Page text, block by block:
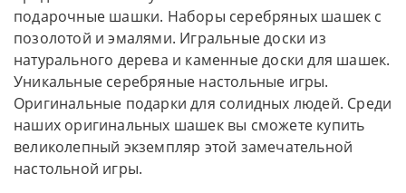
подарочные шашки. Наборы серебряных шашек с
позолотой и эмалями. Игральные доски из
натурального дерева и каменные доски для шашек.
Уникальные серебряные настольные игры.
Оригинальные подарки для солидных людей. Среди
наших оригинальных шашек вы сможете купить
великолепный экземпляр этой замечательной
настольной игры.